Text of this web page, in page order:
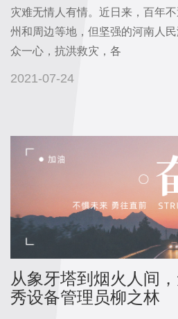
领
导
书
人
系
列
系
列
八
大
频
心
加
我
灾难无情人有情。近日来，百年
州和周边等地，但坚强的河南人
众一心，抗洪救灾，各
2021-07-24
从象牙塔到烟火人间
秀设备管理员柳之林